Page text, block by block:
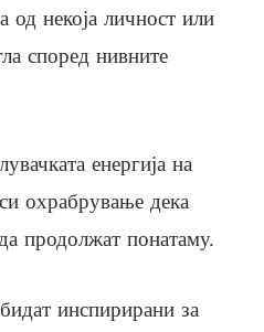
од некоја личност или
според нивните
енергија на
охрабрување дека
продолжат понатаму.
инспирирани за